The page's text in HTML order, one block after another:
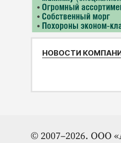
НОВОСТИ
© 2007–2026. ООО